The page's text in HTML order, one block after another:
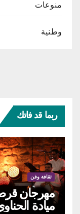
منوعات
وطنية
ربما قد فاتك
ثقافة وفن
ميادة